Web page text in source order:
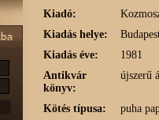
Kiadó:
Kiadás helye:
Kiadás éve:
1981
Antikvár
könyv:
újszerű
Kötés típusa:
puha